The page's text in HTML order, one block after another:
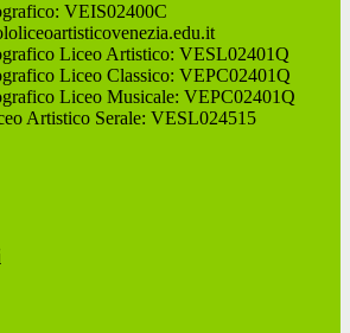
VEIS02400C
Liceo Artistico: VESL02401Q
Liceo Classico: VEPC02401Q
Liceo Musicale: VEPC02401Q
Artistico Serale: VESL024515